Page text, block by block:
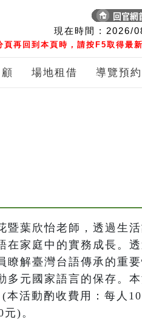
現在時間 : 2026/
頁再回到本頁時，請按F5取得最
場地租借 導覽預約
暨葉欣怡老師，透過生
在家庭中的實務成長。
瞭解臺灣台語傳承的重
多元國家語言的保存。
活動酌收費用：每人
)。